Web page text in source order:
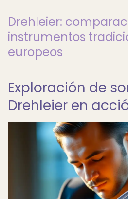
Drehleier:
instrumentos
europeos
Exploración de
Drehleier en